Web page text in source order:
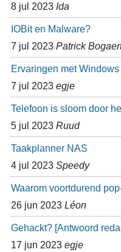
8 jul 2023 Ida
IOBit en Malware?
7 jul 2023 Patrick
Ervaringen met Windows
7 jul 2023 egje
Telefoon is sloom door
5 jul 2023 Ruud
Taakplanner NAS
4 jul 2023 Speedy
Waarom voortdurend
26 jun 2023 Léon
Gehackt? [Antwoord
17 jun 2023 egje